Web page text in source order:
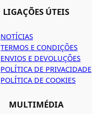
LIGAÇÕES ÚTEIS
NOTÍCIAS
TERMOS E CONDIÇÕES
ENVIOS E DEVOLUÇÕES
POLÍTICA DE PRIVACIDADE
POLÍTICA DE COOKIES
MULTIMÉDIA